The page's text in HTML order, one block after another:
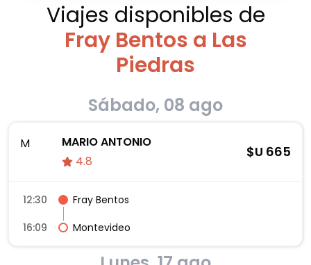
Viajes disponibles de
Fray Bentos a Las
Piedras
Sábado, 08 ago
M
MARIO ANTONIO
4.8
$U 665
12:30
Fray Bentos
16:09
Montevideo